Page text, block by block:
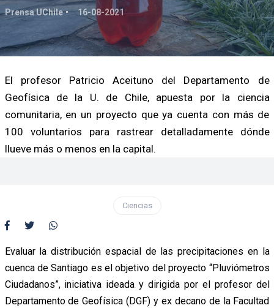
Prensa UChile 16-08-2021
El profesor Patricio Aceituno del Departamento de
Geofísica de la U. de Chile, apuesta por la ciencia
comunitaria, en un proyecto que ya cuenta con más de
100 voluntarios para rastrear detalladamente dónde
llueve más o menos en la capital.
Ciencias
Evaluar la distribución espacial de las precipitaciones en la
cuenca de Santiago es el objetivo del proyecto “Pluviómetros
Ciudadanos”, iniciativa ideada y dirigida por el profesor del
Departamento de Geofísica (DGF) y ex decano de la Facultad